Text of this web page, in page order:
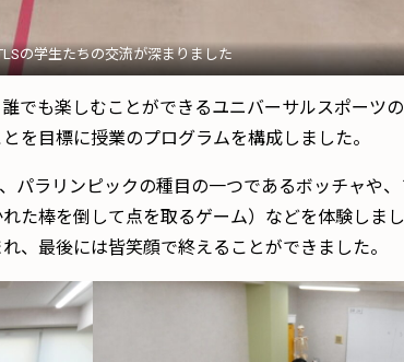
の学生たちの交流が深まりました
でも楽しむことができるユニバーサルスポーツ
を目標に授業のプログラムを構成しました。
パラリンピックの種目の一つであるボッチャや
た棒を倒して点を取るゲーム）などを体験しま
、最後には皆笑顔で終えることができました。